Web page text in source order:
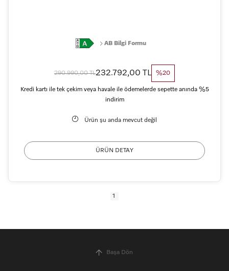
AB Bilgi Formu
290.990,00 TL232.792,00 TL %20
Kredi kartı ile tek çekim veya havale ile ödemelerde sepette anında %5
indirim
Ürün şu anda mevcut değil
ÜRÜN DETAY
1
Başa Dön